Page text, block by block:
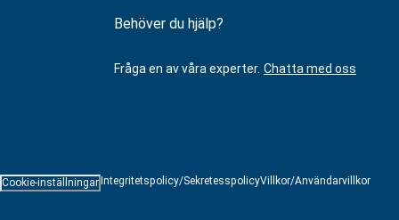
Behöver du hjälp?
Fråga en av våra experter. Chatta med oss
Cookie-inställningar Integritetspolicy/SekretesspolicyVillkor/Användarvillkor